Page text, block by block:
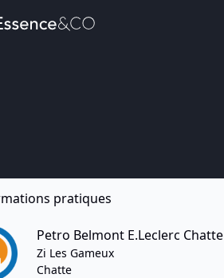
pratiques
Petro Belmont E.Leclerc Chatte
Zi Les Gameux
Chatte